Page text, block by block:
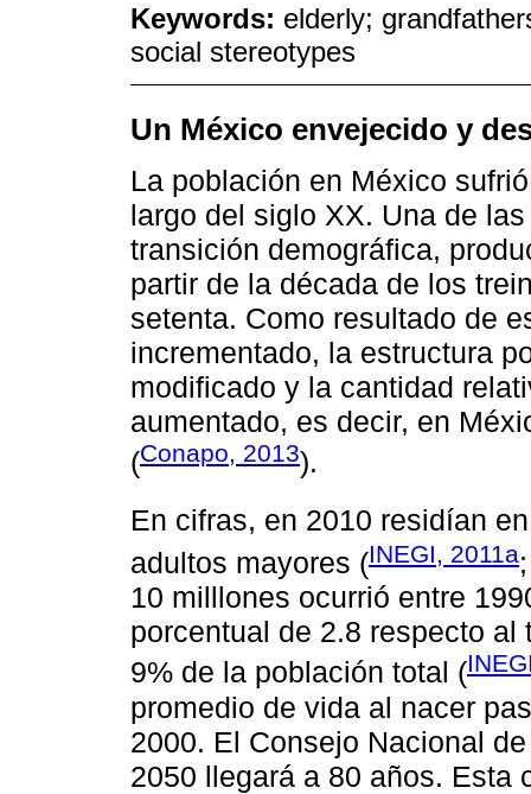
Keywords: elderly;
social stereotypes
Un México envejecido y
La población en México
largo del siglo XX. Una de
transición demográfica,
partir de la década de los
setenta. Como resultado de
incrementado, la estructura
modificado y la cantidad
aumentado, es decir, en
(Conapo, 2013).
En cifras, en 2010 residían
adultos mayores (INEGI, 2011a
10 milllones ocurrió entre
porcentual de 2.8 respecto
9% de la población total (
promedio de vida al nacer
2000. El Consejo Nacional
2050 llegará a 80 años. Esta